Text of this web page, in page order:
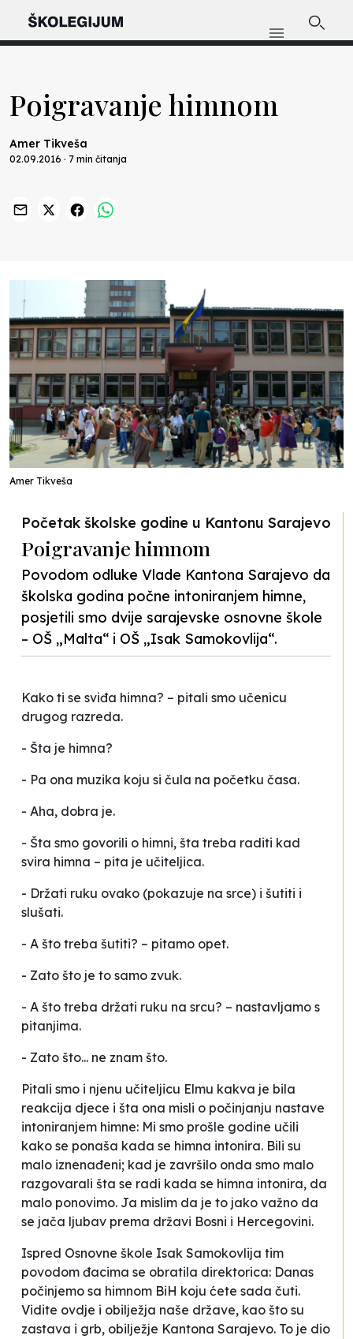
Poigravanje himnom
Amer Tikveša
02.09.2016 · 7 min čitanja
Amer Tikveša
Početak školske godine u Kantonu Sarajevo
Poigravanje himnom
Povodom odluke Vlade Kantona Sarajevo da
školska godina počne intoniranjem himne,
posjetili smo dvije sarajevske osnovne škole
– OŠ „Malta“ i OŠ „Isak Samokovlija“.
Kako ti se sviđa himna? – pitali smo učenicu
drugog razreda.
- Šta je himna?
- Pa ona muzika koju si čula na početku časa.
- Aha, dobra je.
- Šta smo govorili o himni, šta treba raditi kad
svira himna – pita je učiteljica.
- Držati ruku ovako (pokazuje na srce) i šutiti i
slušati.
- A što treba šutiti? – pitamo opet.
- Zato što je to samo zvuk.
- A što treba držati ruku na srcu? – nastavljamo s
pitanjima.
- Zato što... ne znam što.
Pitali smo i njenu učiteljicu Elmu kakva je bila
reakcija djece i šta ona misli o počinjanju nastave
intoniranjem himne: Mi smo prošle godine učili
kako se ponaša kada se himna intonira. Bili su
malo iznenađeni; kad je završilo onda smo malo
razgovarali šta se radi kada se himna intonira, da
malo ponovimo. Ja mislim da je to jako važno da
se jača ljubav prema državi Bosni i Hercegovini.
Ispred Osnovne škole Isak Samokovlija tim
povodom đacima se obratila direktorica: Danas
počinjemo sa himnom BiH koju ćete sada čuti.
Vidite ovdje i obilježja naše države, kao što su
zastava i grb, obilježje Kantona Sarajevo. To je dio